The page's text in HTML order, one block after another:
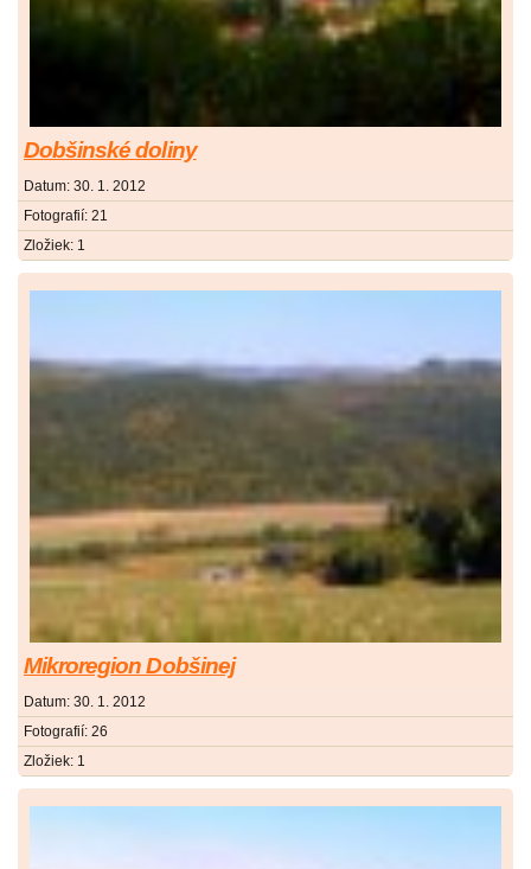
Dobšinské doliny
Datum: 30. 1. 2012
Fotografií: 21
Zložiek: 1
Mikroregion Dobšinej
Datum: 30. 1. 2012
Fotografií: 26
Zložiek: 1